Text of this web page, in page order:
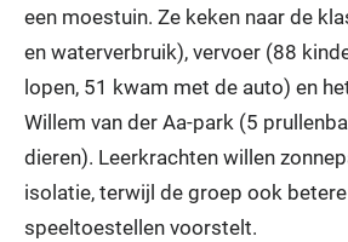
een moestuin. Ze keken naar de
en waterverbruik), vervoer (88
lopen, 51 kwam met de auto) en
Willem van der Aa-park (5
dieren). Leerkrachten willen
isolatie, terwijl de groep ook
speeltoestellen voorstelt.